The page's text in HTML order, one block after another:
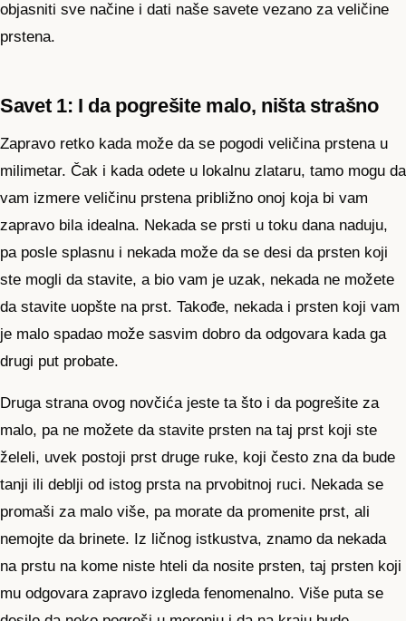
objasniti sve načine i dati naše savete vezano za veličine
prstena.
Savet 1: I da pogrešite malo, ništa strašno
Zapravo retko kada može da se pogodi veličina prstena u
milimetar. Čak i kada odete u lokalnu zlataru, tamo mogu da
vam izmere veličinu prstena približno onoj koja bi vam
zapravo bila idealna. Nekada se prsti u toku dana naduju,
pa posle splasnu i nekada može da se desi da prsten koji
ste mogli da stavite, a bio vam je uzak, nekada ne možete
da stavite uopšte na prst. Takođe, nekada i prsten koji vam
je malo spadao može sasvim dobro da odgovara kada ga
drugi put probate.
Druga strana ovog novčića jeste ta što i da pogrešite za
malo, pa ne možete da stavite prsten na taj prst koji ste
želeli, uvek postoji prst druge ruke, koji često zna da bude
tanji ili deblji od istog prsta na prvobitnoj ruci. Nekada se
promaši za malo više, pa morate da promenite prst, ali
nemojte da brinete. Iz ličnog istkustva, znamo da nekada
na prstu na kome niste hteli da nosite prsten, taj prsten koji
mu odgovara zapravo izgleda fenomenalno. Više puta se